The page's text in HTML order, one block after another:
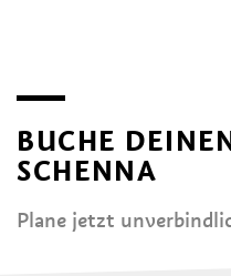
BUCHE
SCHENNA
Plane jetzt